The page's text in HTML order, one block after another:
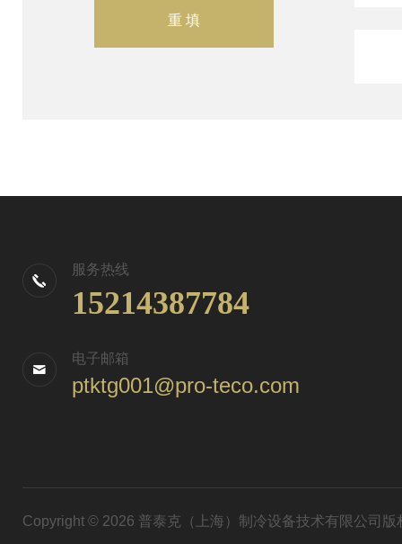
服务热线
15214387784
电子邮箱
ptktg001@pro-teco.com
Copyright © 2026 普泰克（上海）制冷设备技术有限公司版